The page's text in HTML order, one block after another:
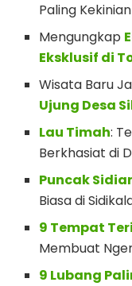
Paling
Mengungkap
Eksklusif di
Wisata Baru
Ujung Desa
Lau Timah:
Berkhasiat di
Puncak
Biasa di
9 Tempat
Membuat
9 Lubang